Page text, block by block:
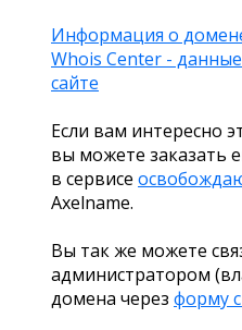
Информация о
Whois Center -
сайте
Если вам интересно
вы можете заказать
в сервисе
Axelname.
Вы так же можете
администратором
домена через форму